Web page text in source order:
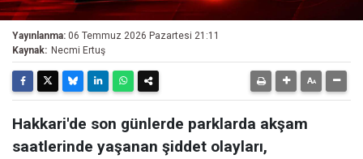
Yayınlanma: 06 Temmuz 2026 Pazartesi 21:11
Kaynak: Necmi Ertuş
Hakkari'de son günlerde parklarda akşam
saatlerinde yaşanan şiddet olayları,